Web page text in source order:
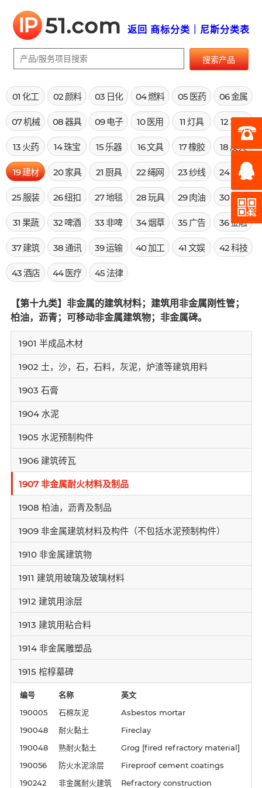
IP 51.com 返回 商标分类｜尼斯分类表
搜索产品
01 化工 02 颜料 03 日化 04 燃料 05 医药 06 金属
07 机械 08 器具 09 电子 10 医用 11 灯具 12 车辆
13 火药 14 珠宝 15 乐器 16 文具 17 橡胶 18 皮具
19 建材 20 家具 21 厨具 22 绳网 23 纱线 24 布料
25 服装 26 纽扣 27 地毯 28 玩具 29 肉油 30 米面
31 果蔬 32 啤酒 33 非啤 34 烟草 35 广告 36 金融
37 建筑 38 通讯 39 运输 40 加工 41 文娱 42 科技
43 酒店 44 医疗 45 法律
【第十九类】非金属的建筑材料；建筑用非金属刚性管；
柏油，沥青；可移动非金属建筑物；非金属碑。
1901 半成品木材
1902 土，沙，石，石料，灰泥，炉渣等建筑用料
1903 石膏
1904 水泥
1905 水泥预制构件
1906 建筑砖瓦
1907 非金属耐火材料及制品
1908 柏油，沥青及制品
1909 非金属建筑材料及构件（不包括水泥预制构件）
1910 非金属建筑物
1911 建筑用玻璃及玻璃材料
1912 建筑用涂层
1913 建筑用粘合料
1914 非金属雕塑品
1915 棺椁墓碑
编号 名称
英文
190005
石棉灰泥
Asbestos mortar
190048
耐火黏土
Fireclay
190048
熟耐火黏土
Grog [fired refractory material]
190056
防火水泥涂层
Fireproof cement coatings
190242
非金属耐火建筑 Refractory construction